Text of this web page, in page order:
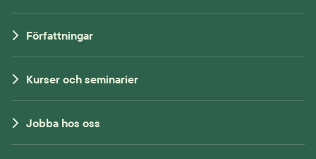
Författningar
Kurser och seminarier
Jobba hos oss